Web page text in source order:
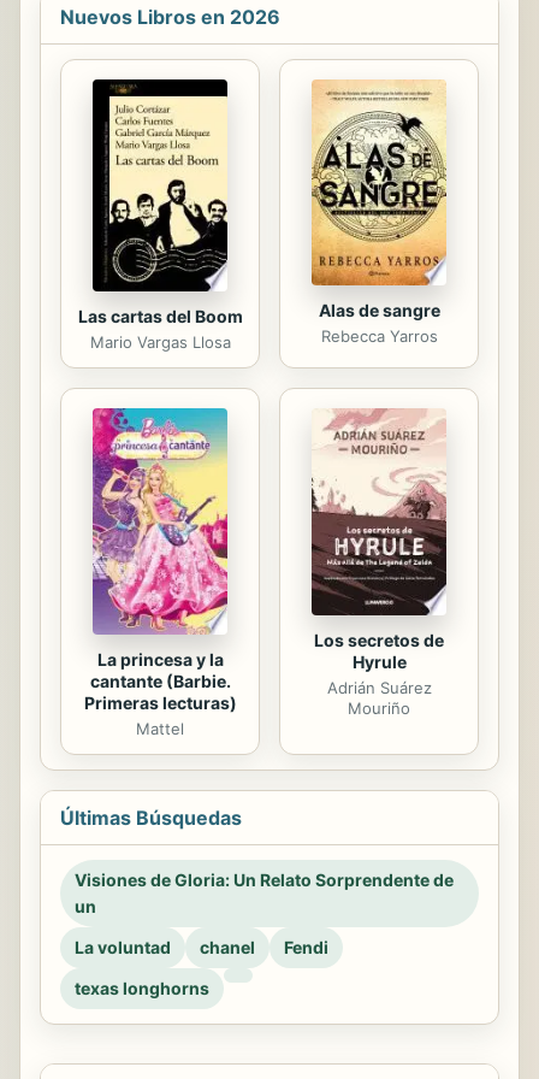
allá del ámbito cerrado de estas
comprender desde otra perspectiva
algunas ideas centrales del
pensamiento de Foucault; además,
permite descubrir otras facetas de
algunos filósofos como Agustín y
Descartes a la luz de una arqueología
de la estética musical. Es un...
Nuevos Libros en 2026
Las cartas del Boom
Mario Vargas Llosa
Alas de sangre
Rebecca Yarros
La princesa y la
cantante (Barbie.
Primeras lecturas)
Mattel
Los secretos de
Hyrule
Adrián Suárez
Mouriño
Últimas Búsquedas
Visiones de Gloria: Un Relato Sorprendente de
un
La voluntad
chanel
Fendi
texas longhorns